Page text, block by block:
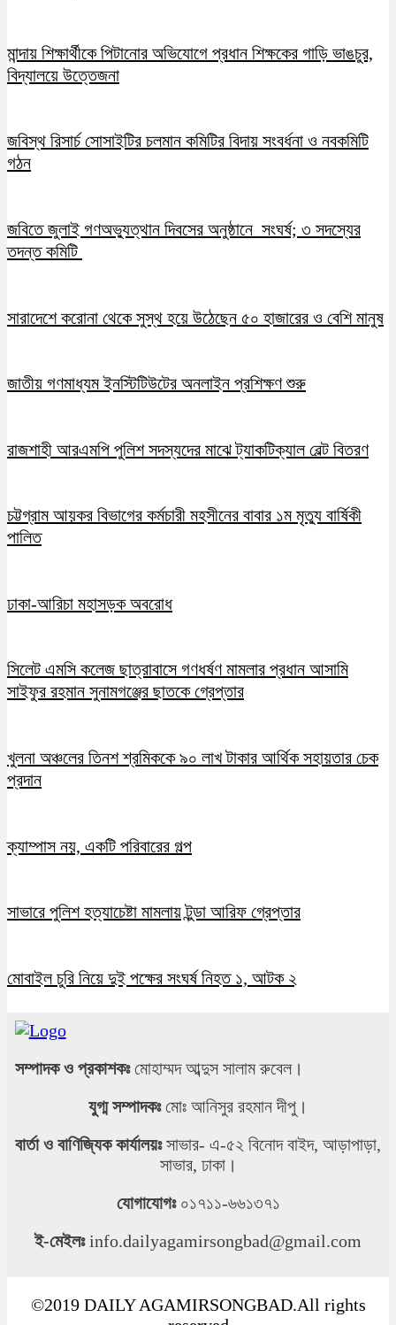
মান্দায় শিক্ষার্থীকে পিটানোর অভিযোগে প্রধান শিক্ষকের গাড়ি ভাঙচুর,
বিদ্যালয়ে উত্তেজনা
জবিস্থ রিসার্চ সোসাইটির চলমান কমিটির বিদায় সংবর্ধনা ও নবকমিটি
গঠন
জবিতে জুলাই গণঅভ্যুত্থান দিবসের অনুষ্ঠানে সংঘর্ষ; ৩ সদস্যের
তদন্ত কমিটি
সারাদেশে করোনা থেকে সুস্থ হয়ে উঠেছেন ৫০ হাজারের ও বেশি মানুষ
জাতীয় গণমাধ্যম ইনস্টিটিউটের অনলাইন প্রশিক্ষণ শুরু
রাজশাহী আরএমপি পুলিশ সদস্যদের মাঝে ট্যাকটিক্যাল বেল্ট বিতরণ
চট্টগ্রাম আয়কর বিভাগের কর্মচারী মহসীনের বাবার ১ম মৃত্যু বার্ষিকী
পালিত
ঢাকা-আরিচা মহাসড়ক অবরোধ
সিলেট এমসি কলেজ ছাত্রাবাসে গণধর্ষণ মামলার প্রধান আসামি
সাইফুর রহমান সুনামগঞ্জের ছাতকে গ্রেপ্তার
খুলনা অঞ্চলের তিনশ শ্রমিককে ৯০ লাখ টাকার আর্থিক সহায়তার চেক
প্রদান
ক্যাম্পাস নয়, একটি পরিবারের গল্প
সাভারে পুলিশ হত্যাচেষ্টা মামলায় টুন্ডা আরিফ গ্রেপ্তার
মোবাইল চুরি নিয়ে দুই পক্ষের সংঘর্ষ নিহত ১, আটক ২
সম্পাদক ও প্রকাশকঃমোহাম্মদ আব্দুস সালাম রুবেল।
যুগ্ম সম্পাদকঃমোঃ আনিসুর রহমান দীপু।
বার্তা ও বাণিজ্যিক কার্যালয়ঃসাভার- এ-৫২ বিনোদ বাইদ, আড়াপাড়া,
সাভার, ঢাকা।
যোগাযোগঃ০১৭১১-৬৬১৩৭১
ই-মেইলঃinfo.dailyagamirsongbad@gmail.com
©2019 DAILY AGAMIRSONGBAD.All rights